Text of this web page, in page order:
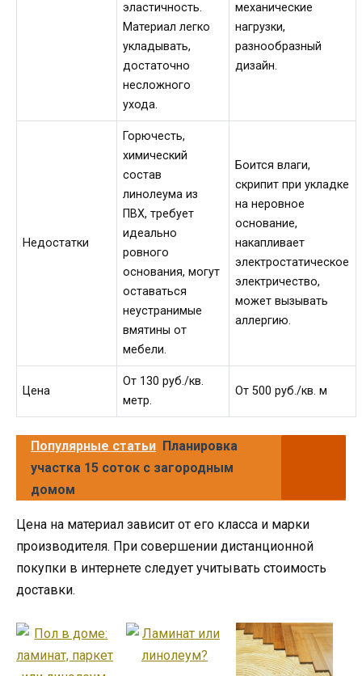
эластичность.
Материал легко
укладывать,
достаточно
несложного
ухода.
механические
нагрузки,
разнообразный
дизайн.
Недостатки
Горючесть,
химический
состав
линолеума из
ПВХ, требует
идеально
ровного
основания, могут
оставаться
неустранимые
вмятины от
мебели.
Боится влаги,
скрипит при укладке
на неровное
основание,
накапливает
электростатическое
электричество,
может вызывать
аллергию.
Цена
От 130 руб./кв.
метр.
От 500 руб./кв. м
Популярные статьи Планировка
участка 15 соток с загородным
домом
Цена на материал зависит от его класса и марки
производителя. При совершении дистанционной
покупки в интернете следует учитывать стоимость
доставки.